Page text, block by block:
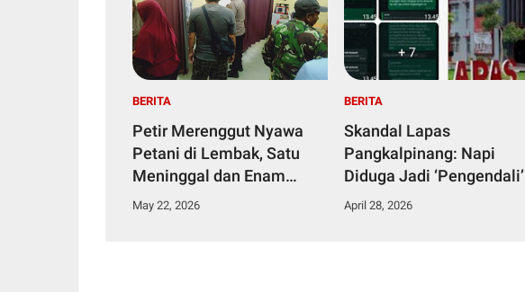
BERITA
Petir Merenggut Nyawa
Petani di Lembak, Satu
Meninggal dan Enam
Dirawat Intensif
May 22, 2026
BERITA
Skandal Lapas
Pangkalpinang: Napi
Diduga Jadi ‘Pengendali’
Narkotika dari Kamar
April 28, 2026